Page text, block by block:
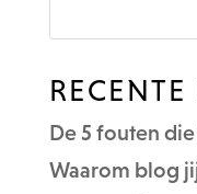
De 5 fouten
Waarom blog